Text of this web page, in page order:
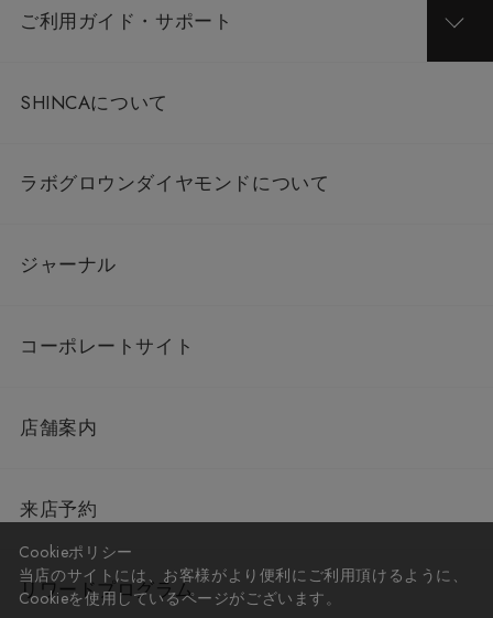
ご利用ガイド・サポート
SHINCAについて
ラボグロウンダイヤモンドについて
ジャーナル
コーポレートサイト
店舗案内
来店予約
リワードプログラム
Cookieポリシー
当店のサイトには、お客様がより便利にご利用頂けるように、
Cookieを使用しているページがございます。